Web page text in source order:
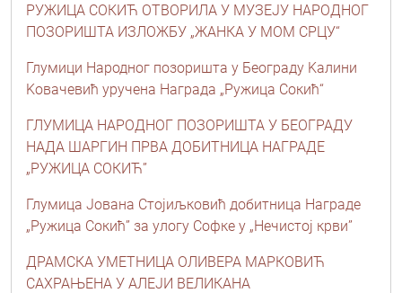
РУЖИЦА СОКИЋ ОТВОРИЛА У МУЗЕЈУ НАРОДНОГ
ПОЗОРИШТА ИЗЛОЖБУ „ЖАНКА У МОМ СРЦУ“
Глумици Народног позоришта у Београду Kалини
Kовачевић уручена Награда „Ружица Сокић“
ГЛУМИЦА НАРОДНОГ ПОЗОРИШТА У БЕОГРАДУ
НАДА ШАРГИН ПРВА ДОБИТНИЦА НАГРАДЕ
„РУЖИЦА СОКИЋ”
Глумица Јована Стојиљковић добитница Награде
„Ружица Сокић” за улогу Софке у „Нечистој крви”
ДРАМСКА УМЕТНИЦА ОЛИВЕРА МАРКОВИЋ
САХРАЊЕНА У АЛЕЈИ ВЕЛИКАНА